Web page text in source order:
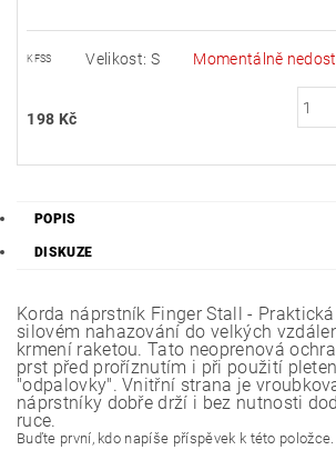
KFSS Velikost: S Momentálně
198 Kč
POPIS
DISKUZE
Korda náprstník Finger Stall -
silovém nahazování do velkých
krmení raketou. Tato neoprenová
prst před proříznutím i při použití
"odpalovky". Vnitřní strana je
náprstníky dobře drží i bez nutnosti
ruce.
Buďte první, kdo napíše příspěvek k této položce.